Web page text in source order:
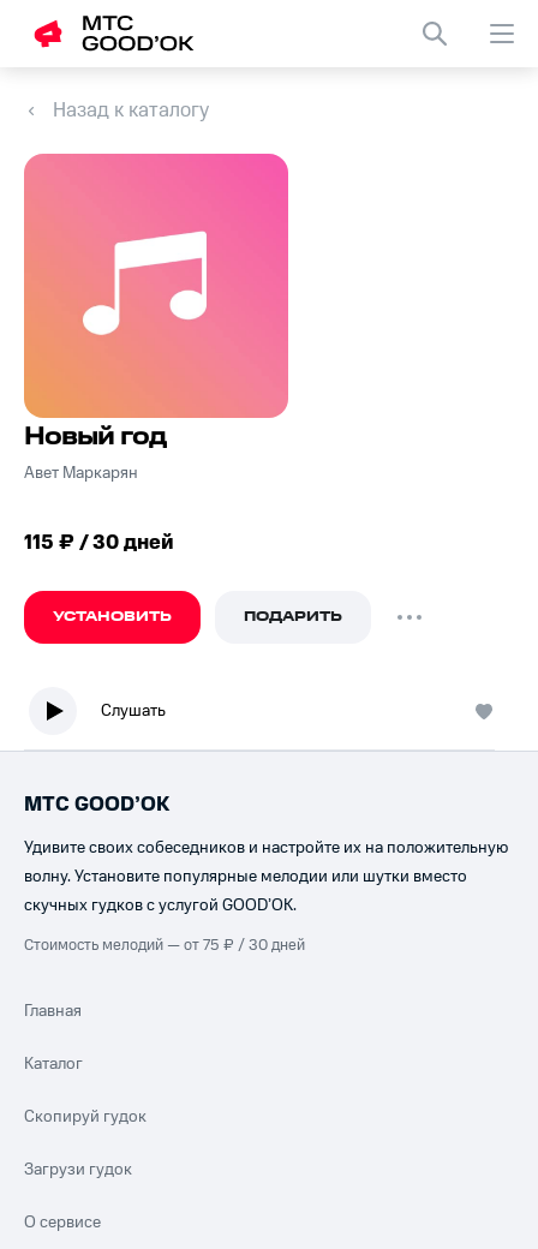
Назад к каталогу
Новый год
Авет Маркарян
115 ₽ / 30 дней
УСТАНОВИТЬ ПОДАРИТЬ
Слушать
МТС GOOD’OK
Удивите своих собеседников и настройте их на положительную
волну. Установите популярные мелодии или шутки вместо
скучных гудков с услугой GOOD’OK.
Стоимость мелодий — от 75 ₽ / 30 дней
Главная
Каталог
Скопируй гудок
Загрузи гудок
О сервисе